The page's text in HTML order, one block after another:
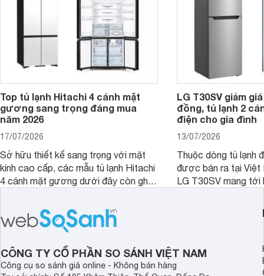
Top tủ lạnh Hitachi 4 cánh mặt
gương sang trọng đáng mua
năm 2026
17/07/2026
Sở hữu thiết kế sang trọng với mặt
kính cao cấp, các mẫu tủ lạnh Hitachi
4 cánh mặt gương dưới đây còn ghi
tốt nhu cầu lưu trữ thực phẩm của gia
LG T30SV giảm
đồng, tủ lạnh 2
điện cho gia đình
13/07/2026
Thuộc dòng tủ lạnh
được bán ra tại Việt
LG T30SV mang tới
nhiều khách hàng
CÔNG TY CỔ PHẦN SO SÁNH VIỆT NAM
Công cụ so sánh giá online - Không bán hàng